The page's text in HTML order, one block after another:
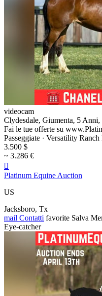
videocam
Clydesdale, Giumenta, 5
Fai le tue offerte su
Passeggiate · Versatility Ranch
3.500 $
~ 3.286 €

Platinum Equine Auction
US
Jacksboro, Tx
mail Contatti favorite Salva
Eye-catcher